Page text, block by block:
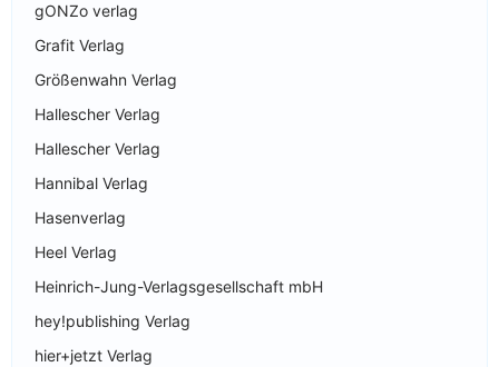
gONZo verlag
Grafit Verlag
Größenwahn Verlag
Hallescher Verlag
Hallescher Verlag
Hannibal Verlag
Hasenverlag
Heel Verlag
Heinrich-Jung-Verlagsgesellschaft mbH
hey!publishing Verlag
hier+jetzt Verlag